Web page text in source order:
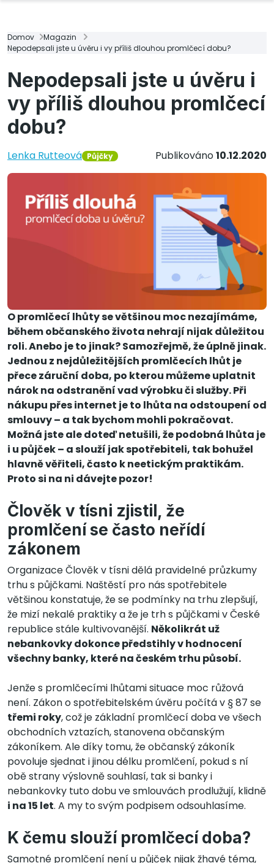
Domov
Magazin
Nepodepsali jste u úvěru i vy příliš dlouhou promlčecí dobu?
Nepodepsali jste u úvěru i
vy příliš dlouhou promlčecí
dobu?
Lenka Rutteová Půjčky Publikováno10.12.2020
O promlčecí lhůty se většinou moc nezajímáme,
během občanského života nehrají nijak důležitou
roli. Anebo je to jinak? Samozřejmě, že úplně jinak.
Jednou z nejdůležitějších promlčecích lhůt je
přece záruční doba, po kterou můžeme uplatnit
nárok na odstranění vad výrobku či služby. Při
nákupu přes internet je to lhůta na odstoupení od
smlouvy – a tak bychom mohli pokračovat.
Možná jste ale doteď netušili, že podobná lhůta je
i u půjček – a slouží jak spotřebiteli, tak bohužel
hlavně věřiteli, často k neetickým praktikám.
Proto si na ni dávejte pozor!
Člověk v tísni zjistil, že
promlčení se často neřídí
zákonem
Organizace Člověk v tísni dělá pravidelné průzkumy
trhu s půjčkami. Naštěstí pro nás spotřebitele
většinou konstatuje, že se podmínky na trhu zlepšují,
že mizí nekalé praktiky a že je trh s půjčkami v České
republice stále kultivovanější. Několikrát už
nebankovky dokonce předstihly v hodnocení
všechny banky, které na českém trhu působí.
Jenže s promlčecími lhůtami situace moc růžová
není. Zákon o spotřebitelském úvěru počítá v § 87 se
třemi roky, což je základní promlčecí doba ve všech
obchodních vztazích, stanovena občanským
zákoníkem. Ale díky tomu, že občanský zákoník
povoluje sjednat i jinou délku promlčení, pokud s ní
obě strany výslovně souhlasí, tak si banky i
nebankovky tuto dobu ve smlouvách prodlužují, klidně
i na 15 let. A my to svým podpisem odsouhlasíme.
K čemu slouží promlčecí doba?
Samotné promlčení není u půjček nijak žhavé téma,